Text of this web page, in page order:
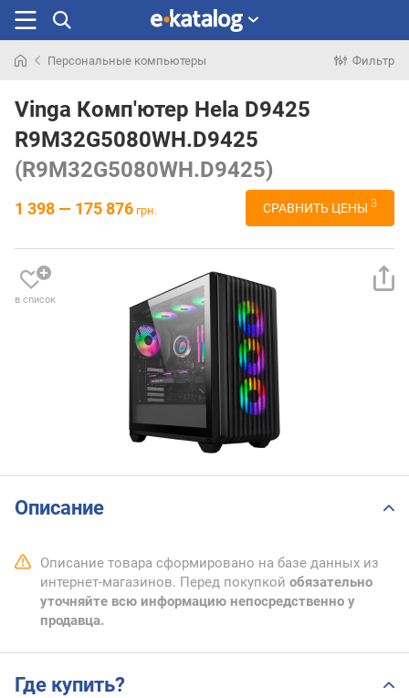
раньше
Персональные компьютеры Фильтр
Vinga Комп'ютер Hela D9425
R9M32G5080WH.D9425
(R9M32G5080WH.D9425)
1 398 — 175 876 грн. СРАВНИТЬ ЦЕНЫ 3
в список
Описание
Описание товара сформировано на базе данных из
интернет-магазинов. Перед покупкой обязательно
уточняйте всю информацию непосредственно у
продавца.
Где купить?